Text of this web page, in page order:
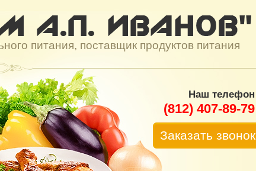
питания, поставщик продуктов питания
Наш телефон
(812) 407-89-79
Заказать звонок